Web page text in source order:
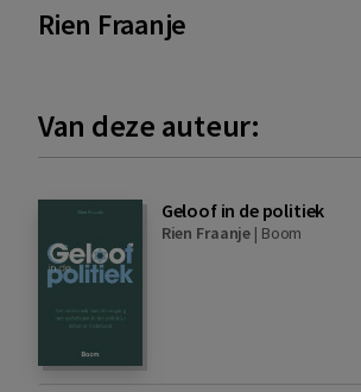
Rien Fraanje
Van deze auteur:
Geloof in de politiek
Rien Fraanje | Boom